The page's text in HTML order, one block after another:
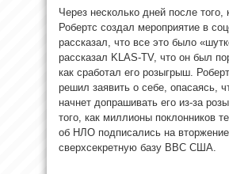
Через несколько дней после того,
Робертс создал мероприятие в
рассказал, что все это было
рассказал KLAS-TV, что он был
как сработал его розыгрыш.
решил заявить о себе, опасаясь,
начнет допрашивать его из-за
того, как миллионы поклонников
об НЛО подписались на
сверхсекретную базу ВВС США.